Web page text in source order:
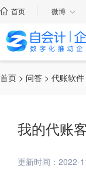
首页 微博
首页 > 问答 > 代账软件
我的代账
更新时间：2022-